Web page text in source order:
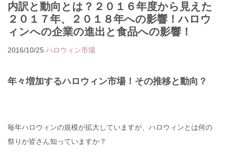
内訳と動向とは？２０１６年度から見えた
２０１７年、２０１８年への影響！ハロウ
ィンへの企業の進出と食品への影響！
2016/10/25 ハロウィン市場
年々増加するハロウィン市場！その推移と動向？
毎年ハロウィンの規模が拡大していますが、ハロウィンとは何の
祭りか皆さん知っていますか？